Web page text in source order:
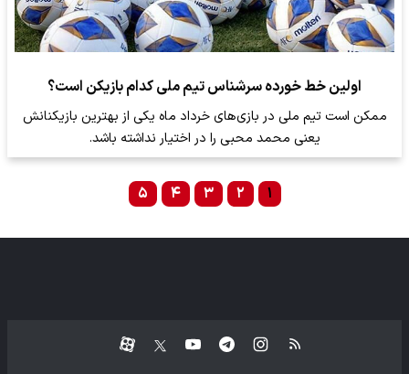
اولین خط خورده سرشناس تیم ملی کدام بازیکن است؟
ممکن است تیم ملی در بازی‌های خرداد ماه یکی از بهترین بازیکنانش
یعنی محمد محبی را در اختیار نداشته باشد.
۱ ۲ ۳ ۴ ۵